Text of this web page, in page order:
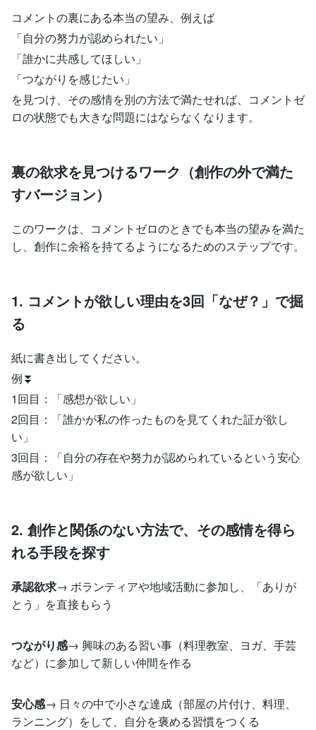
コメントの裏にある本当の望み、例えば
「自分の努力が認められたい」
「誰かに共感してほしい」
「つながりを感じたい」
を見つけ、その感情を別の方法で満たせれば、コメントゼ
ロの状態でも大きな問題にはならなくなります。
裏の欲求を見つけるワーク（創作の外で満た
すバージョン）
このワークは、コメントゼロのときでも本当の望みを満た
し、創作に余裕を持てるようになるためのステップです。
1. コメントが欲しい理由を3回「なぜ？」で掘
る
紙に書き出してください。
例⏬
1回目：「感想が欲しい」
2回目：「誰かが私の作ったものを見てくれた証が欲し
い」
3回目：「自分の存在や努力が認められているという安心
感が欲しい」
2. 創作と関係のない方法で、その感情を得ら
れる手段を探す
承認欲求→ ボランティアや地域活動に参加し、「ありが
とう」を直接もらう
つながり感→ 興味のある習い事（料理教室、ヨガ、手芸
など）に参加して新しい仲間を作る
安心感→ 日々の中で小さな達成（部屋の片付け、料理、
ランニング）をして、自分を褒める習慣をつくる